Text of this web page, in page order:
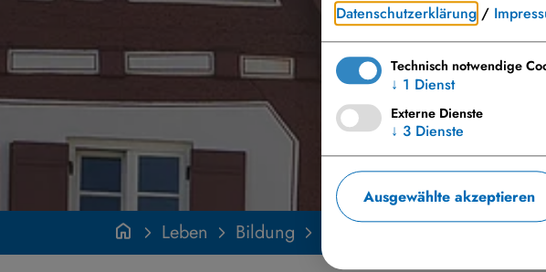
Volkshochschule
Bildung
Leben
Datenschutzerklärung /
Technisch notwendige
↓ 1 Dienst
Externe Dienste
↓ 3 Dienste
Ausgewählte akzeptieren